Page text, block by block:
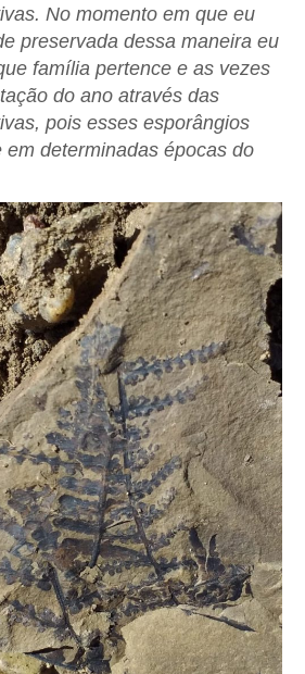
No momento em que eu
preservada dessa maneira eu
família pertence e as vezes
do ano através das
pois esses esporângios
em determinadas épocas do